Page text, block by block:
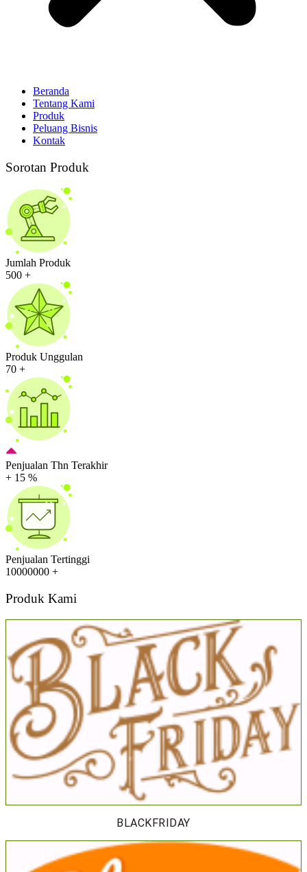
Beranda
Tentang Kami
Produk
Peluang Bisnis
Kontak
Sorotan Produk
Jumlah Produk
500 +
Produk Unggulan
70 +
Penjualan Thn Terakhir
+ 15 %
Penjualan Tertinggi
10000000 +
Produk Kami
BLACKFRIDAY